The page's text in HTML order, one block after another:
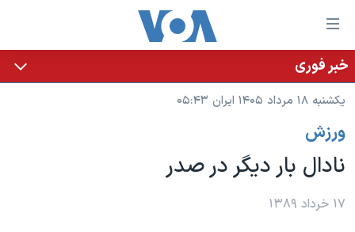
لینکهای
قابل
دسترسی
جهش
محتوای
اصلی
به
خانه
نسخه سبک وب‌سایت
موضوع ها
ایران
آمریکا
برنامه های تلویزیونی
جدول برنامه ها
خبر فوری
یکشنبه ۱۸ مرداد ۱۴۰۵ ایران ۰۵:۴۳
ورزش
نادال بار دیگر در صدر
۱۷ خرداد ۱۳۸۹